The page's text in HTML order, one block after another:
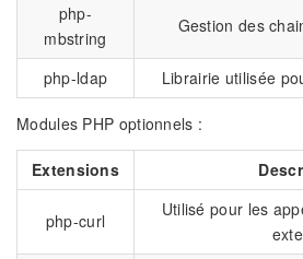
php-
mbstring
Gestion des
php-ldap Librairie utilisée
Modules PHP optionnels :
Extensions
php-curl
Utilisé pour les